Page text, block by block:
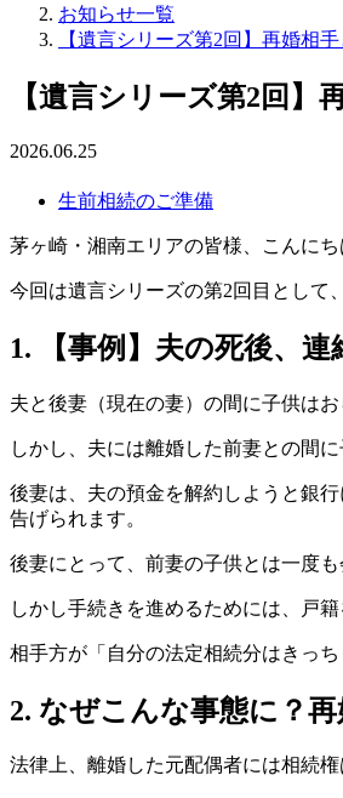
お知らせ一覧
【遺言シリーズ第2回】再婚相
【遺言シリーズ第2回
2026.06.25
生前相続のご準備
茅ヶ崎・湘南エリアの皆様、こんに
今回は遺言シリーズの第2回目として
1. 【事例】夫の死後、
夫と後妻（現在の妻）の間に子供は
しかし、夫には離婚した前妻との間
後妻は、夫の預金を解約しようと銀
告げられます。
後妻にとって、前妻の子供とは一度
しかし手続きを進めるためには、戸
相手方が「自分の法定相続分はきっ
2. なぜこんな事態に？
法律上、離婚した元配偶者には相続権